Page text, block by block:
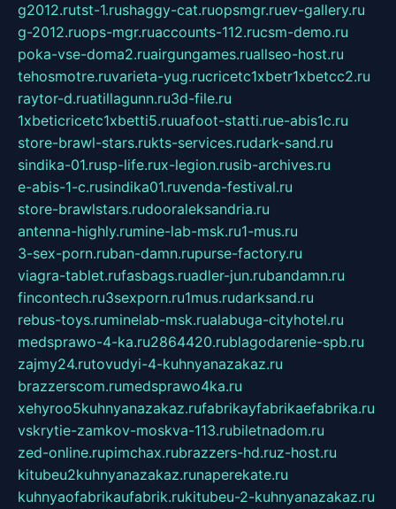
g2012.rutst-1.rushaggy-cat.ruopsmgr.ruev-gallery.ru
g-2012.ruops-mgr.ruaccounts-112.rucsm-demo.ru
poka-vse-doma2.ruairgungames.ruallseo-host.ru
tehosmotre.ruvarieta-yug.rucricetc1xbetr1xbetcc2.ru
raytor-d.ruatillagunn.ru3d-file.ru
1xbeticricetc1xbetti5.ruuafoot-statti.rue-abis1c.ru
store-brawl-stars.rukts-services.rudark-sand.ru
sindika-01.rusp-life.rux-legion.rusib-archives.ru
e-abis-1-c.rusindika01.ruvenda-festival.ru
store-brawlstars.rudooraleksandria.ru
antenna-highly.rumine-lab-msk.ru1-mus.ru
3-sex-porn.ruban-damn.rupurse-factory.ru
viagra-tablet.rufasbags.ruadler-jun.rubandamn.ru
fincontech.ru3sexporn.ru1mus.rudarksand.ru
rebus-toys.ruminelab-msk.rualabuga-cityhotel.ru
medsprawo-4-ka.ru2864420.rublagodarenie-spb.ru
zajmy24.rutovudyi-4-kuhnyanazakaz.ru
brazzerscom.rumedsprawo4ka.ru
xehyroo5kuhnyanazakaz.rufabrikayfabrikaefabrika.ru
vskrytie-zamkov-moskva-113.rubiletnadom.ru
zed-online.rupimchax.rubrazzers-hd.ruz-host.ru
kitubeu2kuhnyanazakaz.runaperekate.ru
kuhnyaofabrikaufabrik.rukitubeu-2-kuhnyanazakaz.ru